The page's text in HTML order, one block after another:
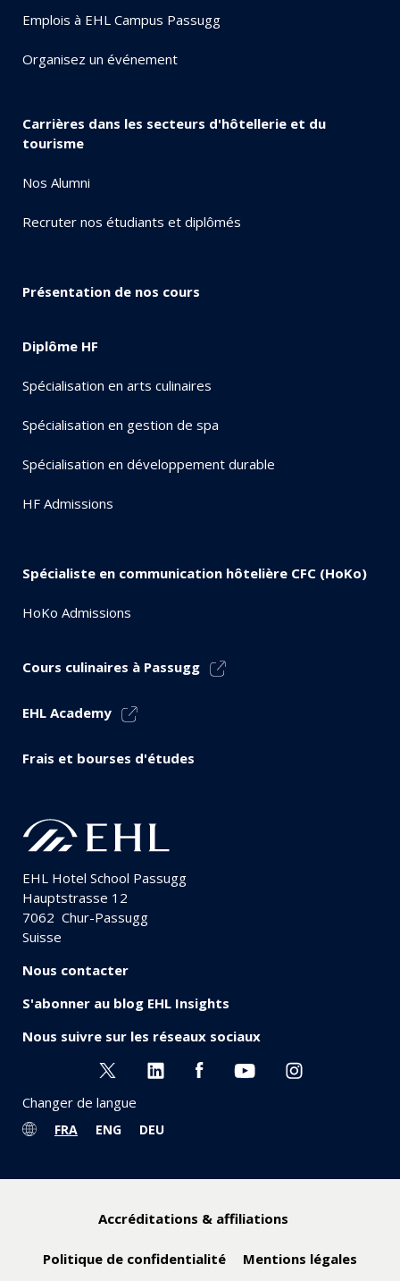
Emplois à EHL Campus Passugg
Organisez un événement
Carrières dans les secteurs d'hôtellerie et du
tourisme
Nos Alumni
Recruter nos étudiants et diplômés
Présentation de nos cours
Diplôme HF
Spécialisation en arts culinaires
Spécialisation en gestion de spa
Spécialisation en développement durable
HF Admissions
Spécialiste en communication hôtelière CFC (HoKo)
HoKo Admissions
Cours culinaires à Passugg
EHL Academy
Frais et bourses d'études
EHL Hotel School Passugg
Hauptstrasse 12
7062 Chur-Passugg
Suisse
Nous contacter
S'abonner au blog EHL Insights
Nous suivre sur les réseaux sociaux
Changer de langue
FRA ENG DEU
Accréditations & affiliations
Politique de confidentialité Mentions légales